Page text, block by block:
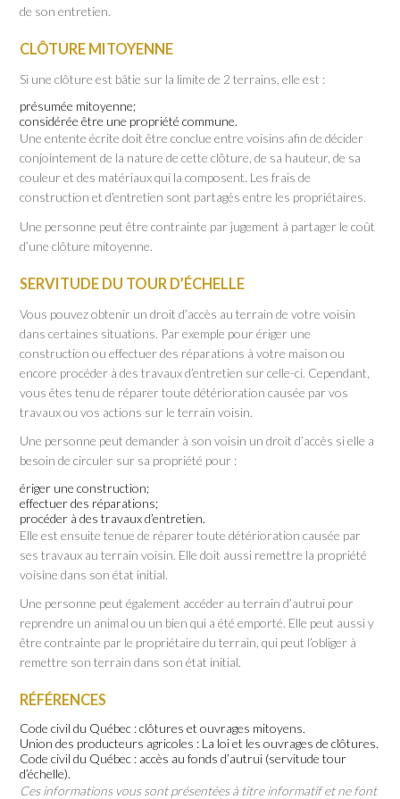
de son entretien.
CLÔTURE MITOYENNE
Si une clôture est bâtie sur la limite de 2 terrains, elle est :
présumée mitoyenne;
considérée être une propriété commune.
Une entente écrite doit être conclue entre voisins afin de décider
conjointement de la nature de cette clôture, de sa hauteur, de sa
couleur et des matériaux qui la composent. Les frais de
construction et d’entretien sont partagés entre les propriétaires.
Une personne peut être contrainte par jugement à partager le coût
d’une clôture mitoyenne.
SERVITUDE DU TOUR D’ÉCHELLE
Vous pouvez obtenir un droit d’accès au terrain de votre voisin
dans certaines situations. Par exemple pour ériger une
construction ou effectuer des réparations à votre maison ou
encore procéder à des travaux d’entretien sur celle-ci. Cependant,
vous êtes tenu de réparer toute détérioration causée par vos
travaux ou vos actions sur le terrain voisin.
Une personne peut demander à son voisin un droit d’accès si elle a
besoin de circuler sur sa propriété pour :
ériger une construction;
effectuer des réparations;
procéder à des travaux d’entretien.
Elle est ensuite tenue de réparer toute détérioration causée par
ses travaux au terrain voisin. Elle doit aussi remettre la propriété
voisine dans son état initial.
Une personne peut également accéder au terrain d’autrui pour
reprendre un animal ou un bien qui a été emporté. Elle peut aussi y
être contrainte par le propriétaire du terrain, qui peut l’obliger à
remettre son terrain dans son état initial.
RÉFÉRENCES
Code civil du Québec : clôtures et ouvrages mitoyens.
Union des producteurs agricoles : La loi et les ouvrages de clôtures.
Code civil du Québec : accès au fonds d’autrui (servitude tour
d’échelle).
Ces informations vous sont présentées à titre informatif et ne font